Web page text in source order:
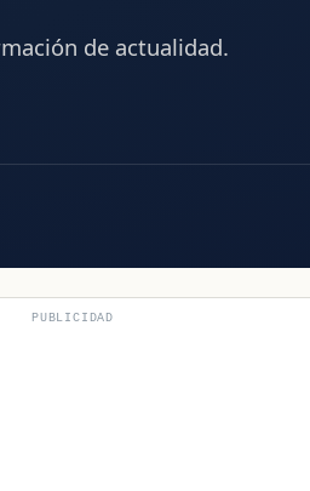
de actualidad.
PUBLICIDAD